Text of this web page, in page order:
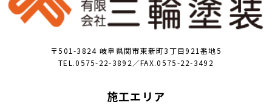
〒501-3824 岐阜県関市東新町3丁目921番地5
TEL.0575-22-3892／FAX.0575-22-3492
施工エリア